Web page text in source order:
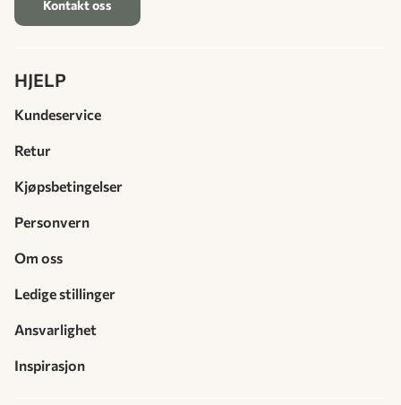
Kontakt oss
HJELP
Kundeservice
Retur
Kjøpsbetingelser
Personvern
Om oss
Ledige stillinger
Ansvarlighet
Inspirasjon